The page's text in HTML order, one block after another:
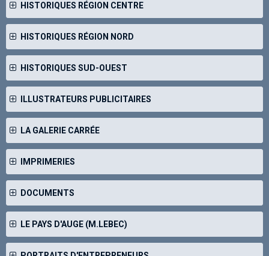
HISTORIQUES RÉGION CENTRE
HISTORIQUES RÉGION NORD
HISTORIQUES SUD-OUEST
ILLUSTRATEURS PUBLICITAIRES
LA GALERIE CARRÉE
IMPRIMERIES
DOCUMENTS
LE PAYS D'AUGE (M.LEBEC)